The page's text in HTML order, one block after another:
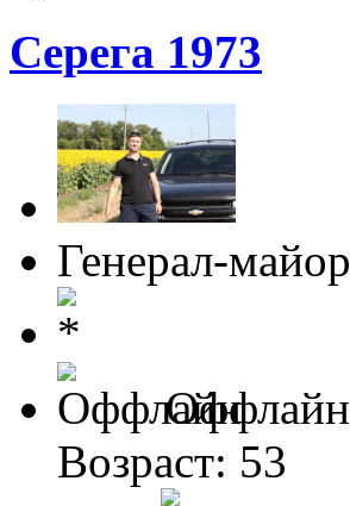
Серега 1973
Генерал-майор
Оффлайн
Возраст: 53